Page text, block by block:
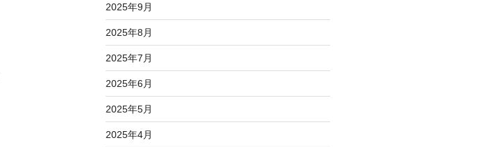
2025年9月
2025年8月
2025年7月
2025年6月
2025年5月
2025年4月